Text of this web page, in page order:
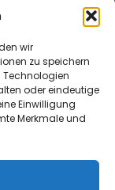
wir
zu speichern
oder eindeutige
Einwilligung
Merkmale und